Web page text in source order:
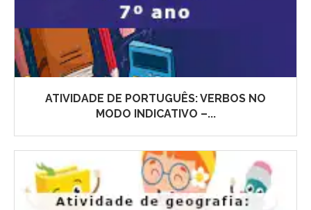
ATIVIDADE DE PORTUGUÊS: VERBOS NO
MODO INDICATIVO –...